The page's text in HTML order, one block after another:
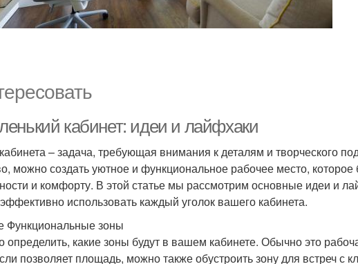
кабинет: идеи и лайфхаки
– задача, требующая внимания к деталям и творческого
можно создать уютное и функциональное рабочее место, которое
и комфорту. В этой статье мы рассмотрим основные идеи и
использовать каждый уголок вашего кабинета.
Функциональные зоны
какие зоны будут в вашем кабинете. Обычно это
позволяет площадь, можно также обустроить зону для встреч с